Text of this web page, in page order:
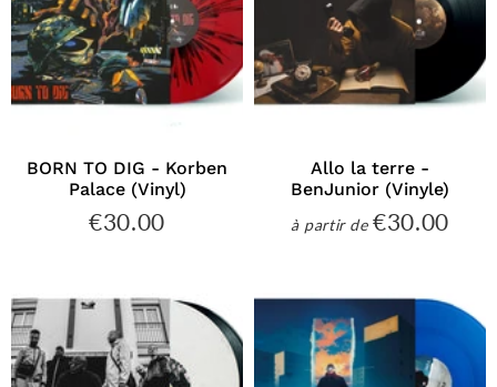
BORN TO DIG - Korben
Palace (Vinyl)
Prix
€30.00
Allo la terre -
BenJunior (Vinyle)
à partir dePrix
€30.00